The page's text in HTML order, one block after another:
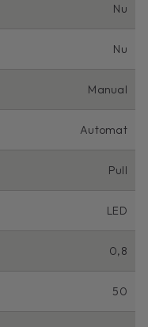
Nu
Nu
Manual
Automat
Pull
LED
0,8
50